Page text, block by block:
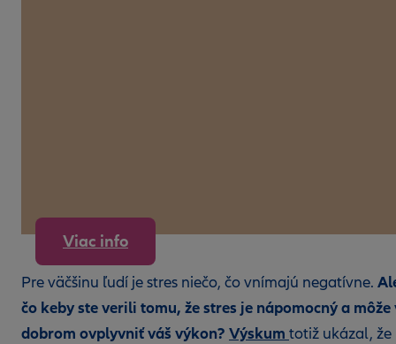
Viac info
Pre väčšinu ľudí je stres niečo, čo vnímajú negatívne.
čo keby ste verili tomu, že stres je nápomocný a môže
dobrom ovplyvniť váš výkon? Výskum totiž ukázal, že